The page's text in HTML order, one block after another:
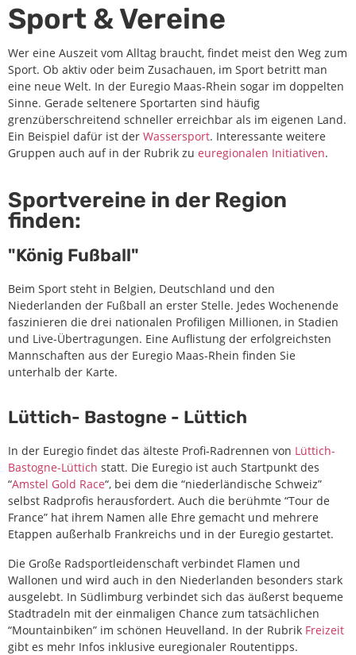
Sport & Vereine
Wer eine Auszeit vom Alltag braucht, findet meist den Weg zum
Sport. Ob aktiv oder beim Zusachauen, im Sport betritt man
eine neue Welt. In der Euregio Maas-Rhein sogar im doppelten
Sinne. Gerade seltenere Sportarten sind häufig
grenzüberschreitend schneller erreichbar als im eigenen Land.
Ein Beispiel dafür ist der Wassersport. Interessante weitere
Gruppen auch auf in der Rubrik zu euregionalen Initiativen.
Sportvereine in der Region
finden:
"König Fußball"
Beim Sport steht in Belgien, Deutschland und den
Niederlanden der Fußball an erster Stelle. Jedes Wochenende
faszinieren die drei nationalen Profiligen Millionen, in Stadien
und Live-Übertragungen. Eine Auflistung der erfolgreichsten
Mannschaften aus der Euregio Maas-Rhein finden Sie
unterhalb der Karte.
Lüttich- Bastogne - Lüttich
In der Euregio findet das älteste Profi-Radrennen von Lüttich-
Bastogne-Lüttich statt. Die Euregio ist auch Startpunkt des
“Amstel Gold Race“, bei dem die “niederländische Schweiz”
selbst Radprofis herausfordert. Auch die berühmte “Tour de
France” hat ihrem Namen alle Ehre gemacht und mehrere
Etappen außerhalb Frankreichs und in der Euregio gestartet.
Die Große Radsportleidenschaft verbindet Flamen und
Wallonen und wird auch in den Niederlanden besonders stark
ausgelebt. In Südlimburg verbindet sich das äußerst bequeme
Stadtradeln mit der einmaligen Chance zum tatsächlichen
“Mountainbiken” im schönen Heuvelland. In der Rubrik Freizeit
gibt es mehr Infos inklusive euregionaler Routentipps.